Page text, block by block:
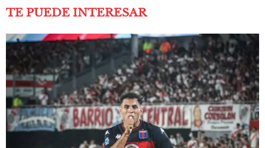
TE PUEDE INTERESAR